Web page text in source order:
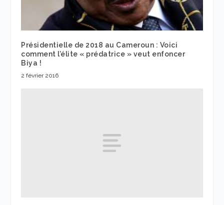
Présidentielle de 2018 au Cameroun : Voici
comment l’élite « prédatrice » veut enfoncer
Biya !
2 février 2016